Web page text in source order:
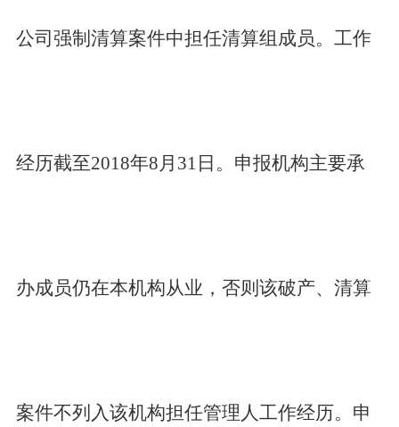
公司强制清算案件中担任清算组成员。工作
经历截至2018年8月31日。申报机构主要承
办成员仍在本机构从业，否则该破产、清算
案件不列入该机构担任管理人工作经历。申